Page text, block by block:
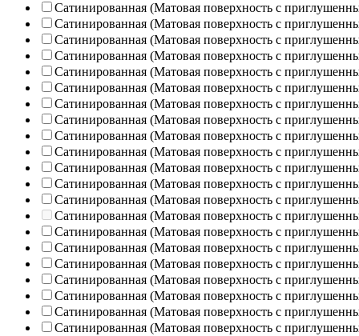
Сатинированная (Матовая поверхность с
Сатинированная (Матовая поверхность с
Сатинированная (Матовая поверхность с
Сатинированная (Матовая поверхность с
Сатинированная (Матовая поверхность с
Сатинированная (Матовая поверхность с
Сатинированная (Матовая поверхность с
Сатинированная (Матовая поверхность с
Сатинированная (Матовая поверхность с
Сатинированная (Матовая поверхность с
Сатинированная (Матовая поверхность с
Сатинированная (Матовая поверхность с
Сатинированная (Матовая поверхность с
Сатинированная (Матовая поверхность с
Сатинированная (Матовая поверхность с
Сатинированная (Матовая поверхность с
Сатинированная (Матовая поверхность с
Сатинированная (Матовая поверхность с
Сатинированная (Матовая поверхность с
Сатинированная (Матовая поверхность с
Сатинированная (Матовая поверхность с